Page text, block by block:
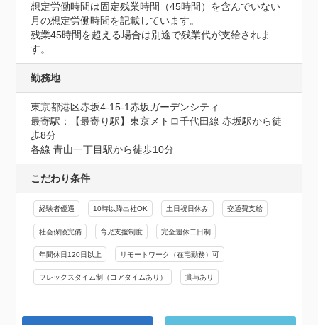
想定労働時間は固定残業時間（45時間）を含んでいない
月の想定労働時間を記載しています。
残業45時間を超える場合は別途で残業代が支給されま
す。
勤務地
東京都港区赤坂4-15-1赤坂ガーデンシティ
最寄駅：【最寄り駅】東京メトロ千代田線 赤坂駅から徒
歩8分
各線 青山一丁目駅から徒歩10分
こだわり条件
経験者優遇 10時以降出社OK 土日祝日休み 交通費支給
社会保険完備 育児支援制度 完全週休二日制
年間休日120日以上 リモートワーク（在宅勤務）可
フレックスタイム制（コアタイムあり） 賞与あり